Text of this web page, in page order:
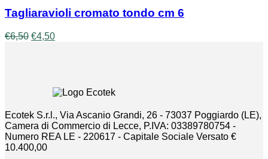
pagina
prodotto
a
€160,00
Tagliaravioli cromato tondo cm 6
€6,50 Il
€4,50Il
Ecotek S.r.l., Via Ascanio Grandi, 26 - 73037 Poggiardo (LE),
Camera di Commercio di Lecce, P.IVA: 03389780754 -
Numero REA LE - 220617 - Capitale Sociale Versato €
10.400,00